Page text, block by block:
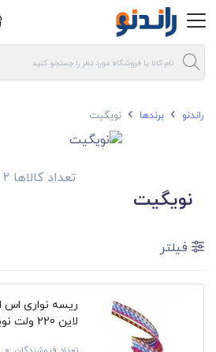
راندنو برندها نویگیت
تعداد کالاها 2
نویگیت
فیلتر
لاین 220 ولت نویگیت